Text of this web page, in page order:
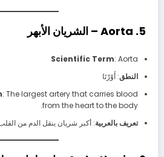
5. Aorta – الشريان الأبهر
Scientific Term: Aorta
النطق: أَوْرْتَا
: The largest artery that carries blood
from the heart to the body.
تعريف بالعربية: أكبر شريان ينقل الدم من